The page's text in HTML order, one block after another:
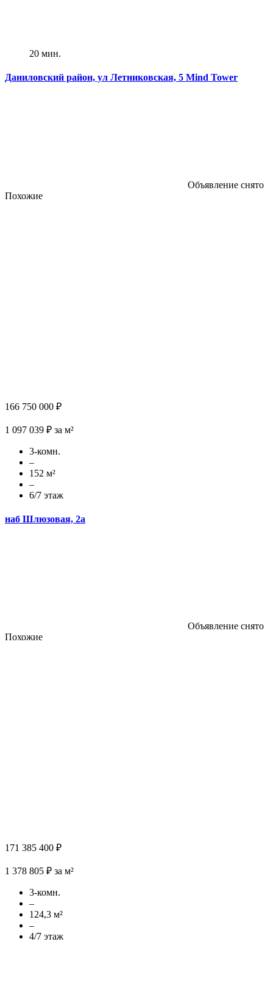
20 мин.
Даниловский район, ул Летниковская, 5 Mind Tower
Объявление снято
Похожие
166 750 000 ₽
1 097 039 ₽ за м²
3-комн.
–
152 м²
–
6/7 этаж
наб Шлюзовая, 2а
Объявление снято
Похожие
171 385 400 ₽
1 378 805 ₽ за м²
3-комн.
–
124,3 м²
–
4/7 этаж